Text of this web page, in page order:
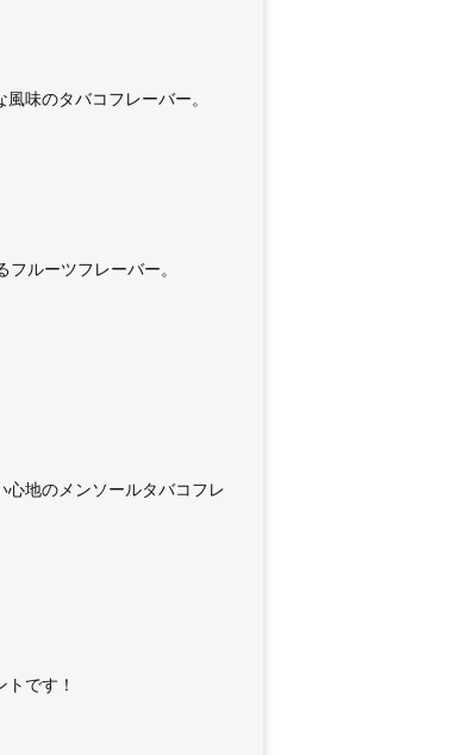
味のタバコフレーバー。
ルーツフレーバー。
地のメンソールタバコフレ
です！